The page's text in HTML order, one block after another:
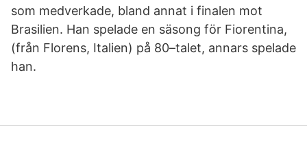
som medverkade, bland annat i finalen mot
Brasilien. Han spelade en säsong för Fiorentina,
(från Florens, Italien) på 80–talet, annars spelade
han.